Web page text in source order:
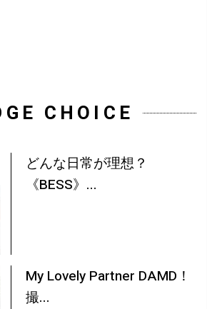
CHOICE
どんな日常が理想？
《BESS》...
My Lovely Partner DAMD！
撮...